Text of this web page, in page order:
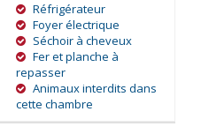
Réfrigérateur
Foyer électrique
Séchoir à cheveux
Fer et planche à
repasser
Animaux interdits dans
cette chambre